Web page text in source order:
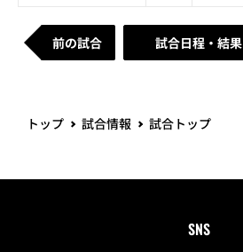
前の試合 試合日程・結果
トップ 試合情報 試合トップ
SNS